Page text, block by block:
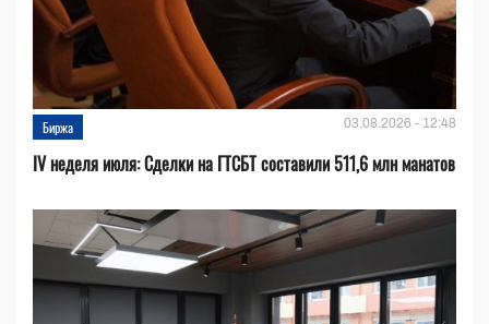
Биржа 03.08.2026 - 12:48
IV неделя июля: Сделки на ГТСБТ составили 511,6 млн манатов